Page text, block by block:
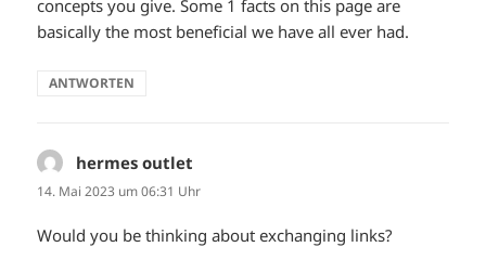
concepts you give. Some 1 facts on this page are
basically the most beneficial we have all ever had.
ANTWORTEN
hermes outlet
14. Mai 2023 um 06:31 Uhr
Would you be thinking about exchanging links?